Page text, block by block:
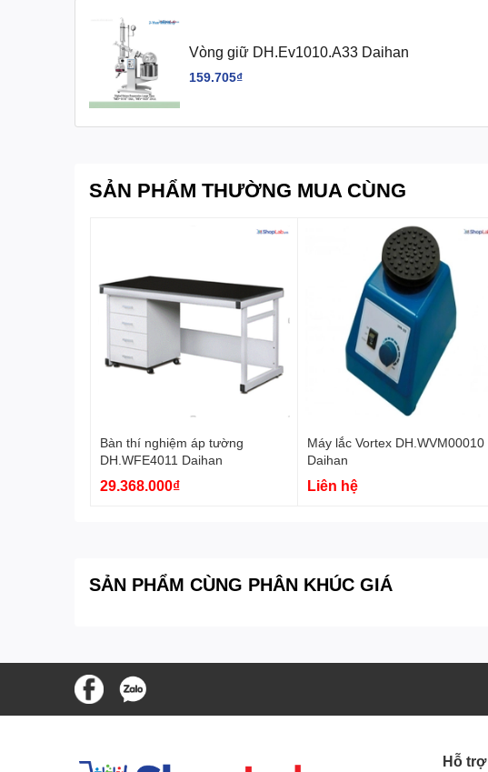
Vòng giữ DH.Ev1010.A33 Daihan
159.705₫
SẢN PHẨM THƯỜNG MUA CÙNG
Bàn thí nghiệm áp tường
DH.WFE4011 Daihan
29.368.000₫
Máy lắc Vortex DH.WVM00010
Daihan
Liên hệ
SẢN PHẨM CÙNG PHÂN KHÚC GIÁ
Hỗ